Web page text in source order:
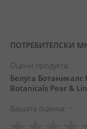
ПОТРЕБИТЕЛСКИ
Оцени продукта:
Белуга
Botanicals Pear &
Вашата оценка